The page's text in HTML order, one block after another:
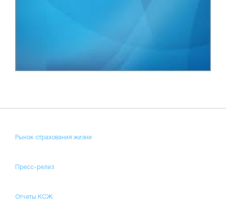
Рынок страхования жизни
Пресс-релиз
Отчеты КСЖ